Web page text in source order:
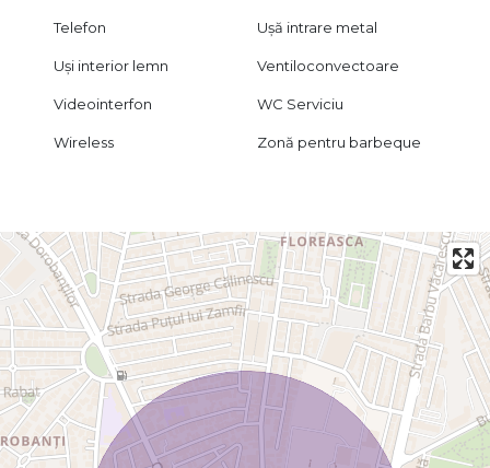
Telefon Ușă intrare metal
Uși interior lemn Ventiloconvectoare
Videointerfon WC Serviciu
Wireless Zonă pentru barbeque